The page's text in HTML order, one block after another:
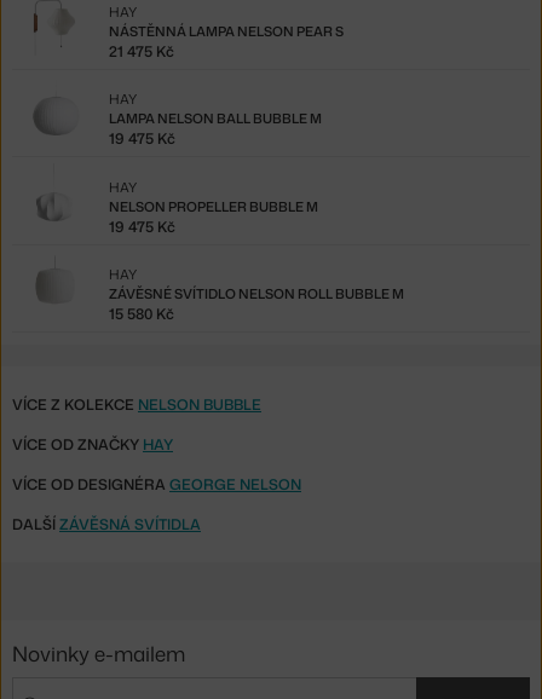
NÁSTĚNNÁ LAMPA NELSON PEAR S
HAY
21 475 Kč
LAMPA NELSON BALL BUBBLE M
HAY
19 475 Kč
NELSON PROPELLER BUBBLE M
HAY
19 475 Kč
ZÁVĚSNÉ SVÍTIDLO NELSON ROLL BUBBLE M
HAY
15 580 Kč
VÍCE Z KOLEKCE NELSON BUBBLE
VÍCE OD ZNAČKY HAY
VÍCE OD DESIGNÉRA GEORGE NELSON
DALŠÍZÁVĚSNÁ SVÍTIDLA
Novinky e-mailem